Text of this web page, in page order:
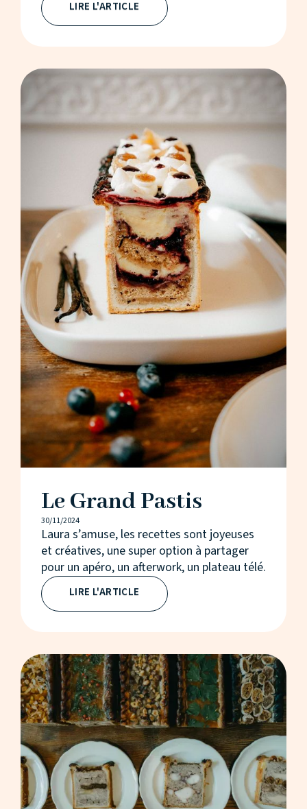
LIRE L'ARTICLE
Le Grand Pastis
30/11/2024
Laura s’amuse, les recettes sont joyeuses
et créatives, une super option à partager
pour un apéro, un afterwork, un plateau télé.
LIRE L'ARTICLE